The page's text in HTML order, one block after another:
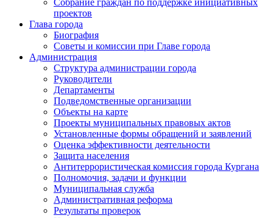
Собрание граждан по поддержке инициативных
проектов
Глава города
Биография
Советы и комиссии при Главе города
Администрация
Структура администрации города
Руководители
Департаменты
Подведомственные организации
Объекты на карте
Проекты муниципальных правовых актов
Установленные формы обращений и заявлений
Оценка эффективности деятельности
Защита населения
Антитеррористическая комиссия города Кургана
Полномочия, задачи и функции
Муниципальная служба
Административная реформа
Результаты проверок